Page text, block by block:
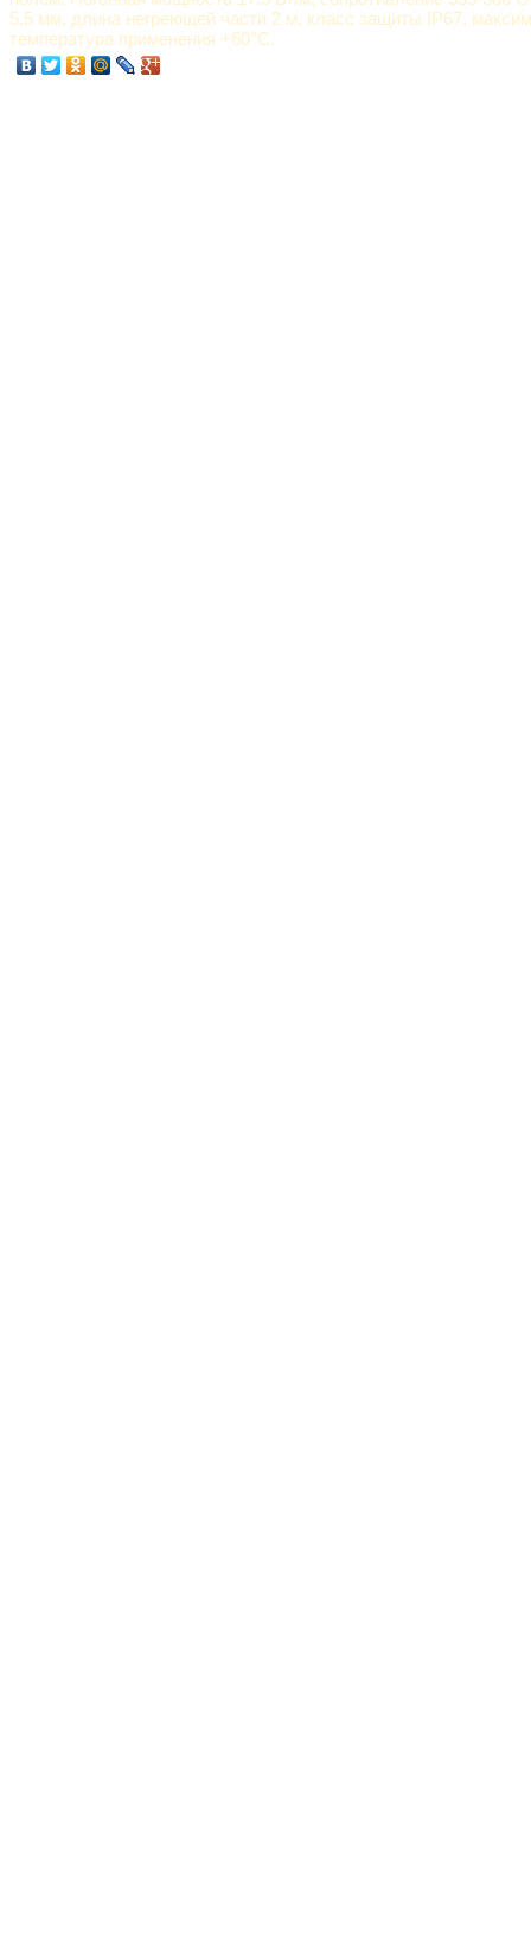
5.5 мм, длина негреющей части 2 м, класс защиты IP67,
температура применения +60°C.